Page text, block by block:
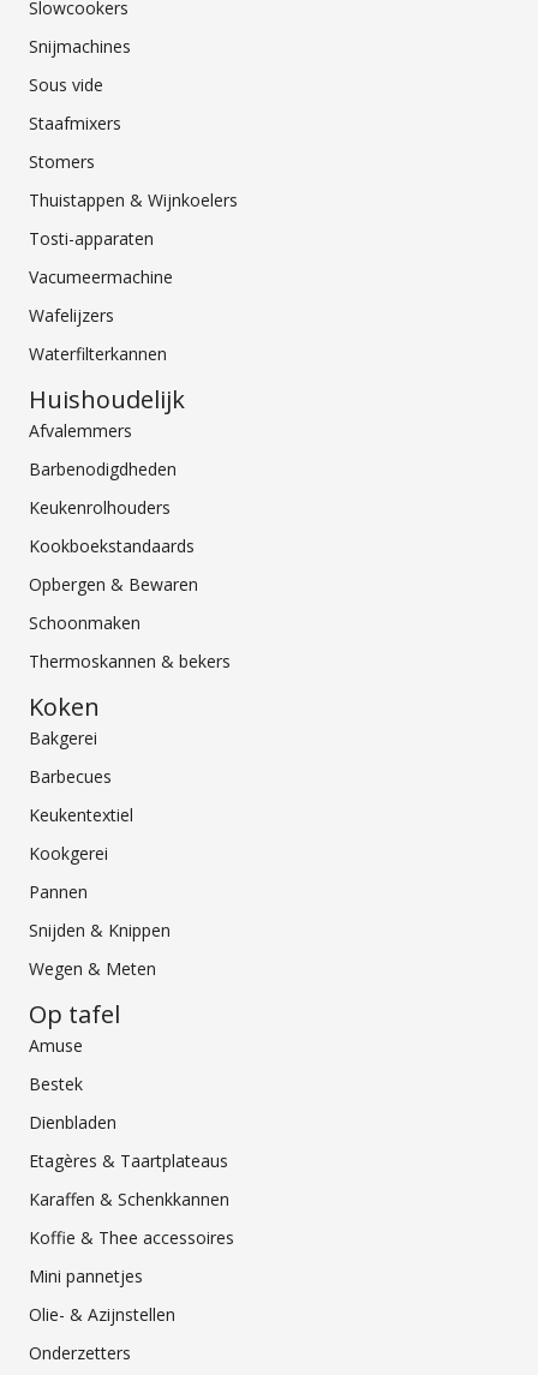
Slowcookers
Snijmachines
Sous vide
Staafmixers
Stomers
Thuistappen & Wijnkoelers
Tosti-apparaten
Vacumeermachine
Wafelijzers
Waterfilterkannen
Huishoudelijk
Afvalemmers
Barbenodigdheden
Keukenrolhouders
Kookboekstandaards
Opbergen & Bewaren
Schoonmaken
Thermoskannen & bekers
Koken
Bakgerei
Barbecues
Keukentextiel
Kookgerei
Pannen
Snijden & Knippen
Wegen & Meten
Op tafel
Amuse
Bestek
Dienbladen
Etagères & Taartplateaus
Karaffen & Schenkkannen
Koffie & Thee accessoires
Mini pannetjes
Olie- & Azijnstellen
Onderzetters